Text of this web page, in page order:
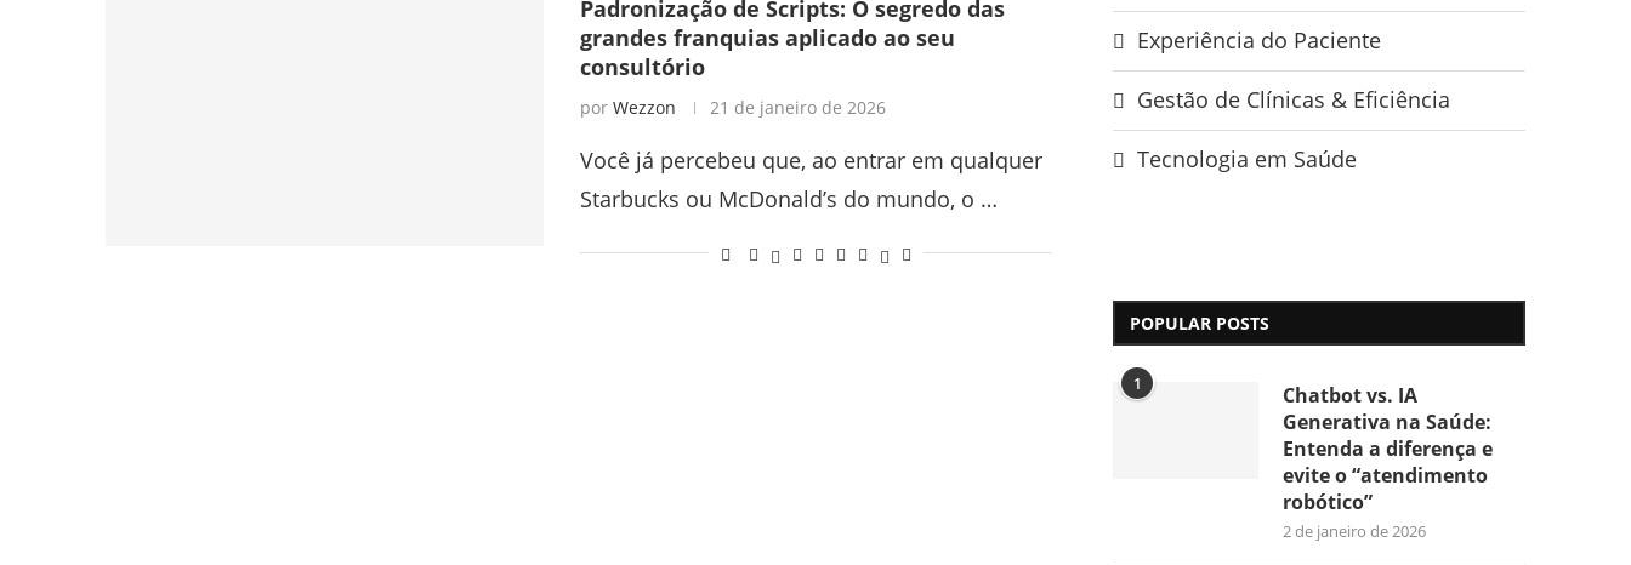
Padronização de Scripts: O segredo das
grandes franquias aplicado ao seu
consultório
por Wezzon 21 de janeiro de 2026
Você já percebeu que, ao entrar em qualquer
Starbucks ou McDonald’s do mundo, o …
Experiência do Paciente
Gestão de Clínicas & Eficiência
Tecnologia em Saúde
POPULAR POSTS
1
Chatbot vs. IA
Generativa na Saúde:
Entenda a diferença e
evite o “atendimento
robótico”
2 de janeiro de 2026